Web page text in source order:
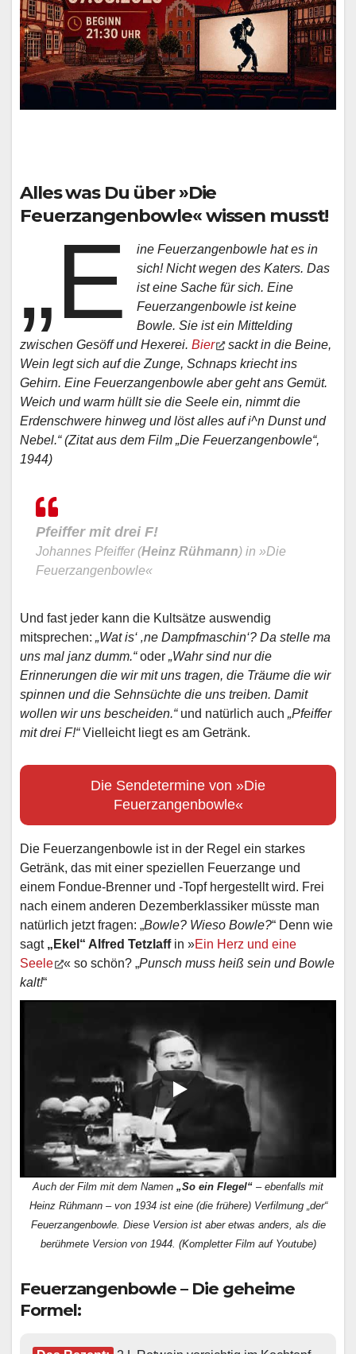
Alles was Du über »Die
Feuerzangenbowle« wissen musst!
„E
ine Feuerzangenbowle hat es in
sich! Nicht wegen des Katers. Das
ist eine Sache für sich. Eine
Feuerzangenbowle ist keine
Bowle. Sie ist ein Mittelding
zwischen Gesöff und Hexerei. Bier
sackt in die Beine,
Wein legt sich auf die Zunge, Schnaps kriecht ins
Gehirn. Eine Feuerzangenbowle aber geht ans Gemüt.
Weich und warm hüllt sie die Seele ein, nimmt die
Erdenschwere hinweg und löst alles auf i^n Dunst und
Nebel.“ (Zitat aus dem Film „Die Feuerzangenbowle“,
1944)
Pfeiffer mit drei F!
Johannes Pfeiffer (Heinz Rühmann) in »Die
Feuerzangenbowle«
Und fast jeder kann die Kultsätze auswendig
mitsprechen: „Wat is‘ ‚ne Dampfmaschin‘? Da stelle ma
uns mal janz dumm.“oder „Wahr sind nur die
Erinnerungen die wir mit uns tragen, die Träume die wir
spinnen und die Sehnsüchte die uns treiben. Damit
wollen wir uns bescheiden.“und natürlich auch „Pfeiffer
mit drei F!“Vielleicht liegt es am Getränk.
Die Sendetermine von »Die
Feuerzangenbowle«
Die Feuerzangenbowle ist in der Regel ein starkes
Getränk, das mit einer speziellen Feuerzange und
einem Fondue-Brenner und -Topf hergestellt wird. Frei
nach einem anderen Dezemberklassiker müsste man
natürlich jetzt fragen: „Bowle? Wieso Bowle?“ Denn wie
sagt „Ekel“ Alfred Tetzlaffin »Ein Herz und eine
Seele
« so schön? „Punsch muss heiß sein und Bowle
kalt!“
Auch der Film mit dem Namen „So ein Flegel“ – ebenfalls mit
Heinz Rühmann – von 1934 ist eine (die frühere) Verfilmung „der“
Feuerzangenbowle. Diese Version ist aber etwas anders, als die
berühmete Version von 1944. (Kompletter Film auf Youtube)
Feuerzangenbowle – Die geheime
Formel: